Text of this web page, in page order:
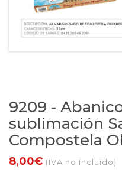
9209 -
sublimación
Compostela
8,00€ (IVA no incluido)